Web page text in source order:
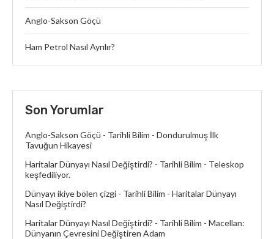
Anglo-Sakson Göçü
Ham Petrol Nasıl Ayrılır?
Son Yorumlar
Anglo-Sakson Göçü - Tarihli Bilim - Dondurulmuş İlk
Tavuğun Hikayesi
Haritalar Dünyayı Nasıl Değiştirdi? - Tarihli Bilim - Teleskop
keşfediliyor.
Dünyayı ikiye bölen çizgi - Tarihli Bilim - Haritalar Dünyayı
Nasıl Değiştirdi?
Haritalar Dünyayı Nasıl Değiştirdi? - Tarihli Bilim - Macellan:
Dünyanın Çevresini Değiştiren Adam